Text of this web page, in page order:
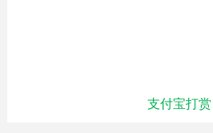
支付宝打赏